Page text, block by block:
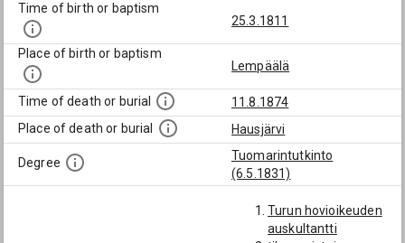
Time of birth or baptism
25.3.1811
Place of birth or baptism
Lempäälä
Time of death or burial
11.8.1874
Place of death or burial
Hausjärvi
Degree
Tuomarintutkinto
(6.5.1831)
Turun hovioikeuden
auskultantti